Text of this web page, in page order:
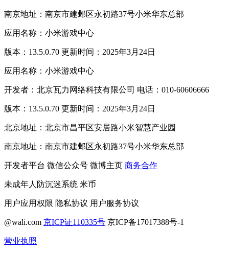
南京地址：南京市建邺区永初路37号小米华东总部
应用名称：小米游戏中心
版本：13.5.0.70 更新时间：2025年3月24日
应用名称：小米游戏中心
开发者：北京瓦力网络科技有限公司 电话：010-60606666
版本：13.5.0.70 更新时间：2025年3月24日
北京地址：北京市昌平区安居路小米智慧产业园
南京地址：南京市建邺区永初路37号小米华东总部
开发者平台 微信公众号 微博主页 商务合作
未成年人防沉迷系统 米币
用户应用权限 隐私协议 用户服务协议
@wali.com 京ICP证110335号 京ICP备17017388号-1
营业执照